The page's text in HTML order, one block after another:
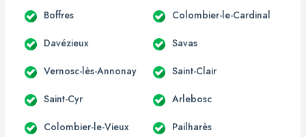
Boffres Colombier-le-Cardinal
Davézieux Savas
Vernosc-lès-Annonay Saint-Clair
Saint-Cyr Arlebosc
Colombier-le-Vieux Pailharès